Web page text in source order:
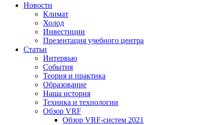
Новости
Климат
Холод
Инвестиции
Презентация учебного центра
Статьи
Интервью
События
Теория и практика
Образование
Наша история
Техника и технологии
Обзор VRF
Обзор VRF-систем 2021